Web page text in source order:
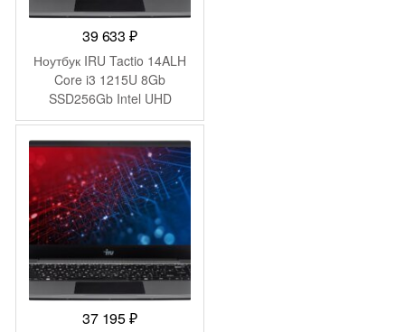
39 633₽
Ноутбук IRU Tactio 14ALH
Core i3 1215U 8Gb
SSD256Gb Intel UHD
Graphics 14″ IPS FHD
(1920×1080) Windows 11
Pro Multi Language 64 grey
WiFi BT Cam 4000mAh
(2059058)
37 195₽